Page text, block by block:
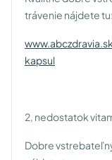
trávenie nájdete tu:
kapsul
2, nedostatok
Dobre